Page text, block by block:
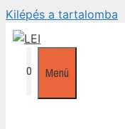
Kilépés a tartalomba
0 Menü